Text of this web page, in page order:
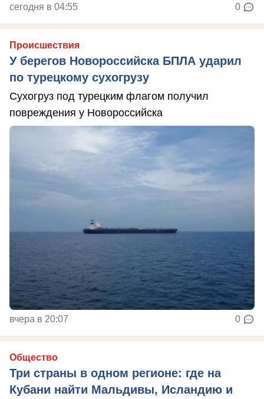
сегодня в 04:55 0
Происшествия
У берегов Новороссийска БПЛА ударил
по турецкому сухогрузу
Сухогруз под турецким флагом получил
повреждения у Новороссийска
вчера в 20:07 0
Общество
Три страны в одном регионе: где на
Кубани найти Мальдивы, Исландию и